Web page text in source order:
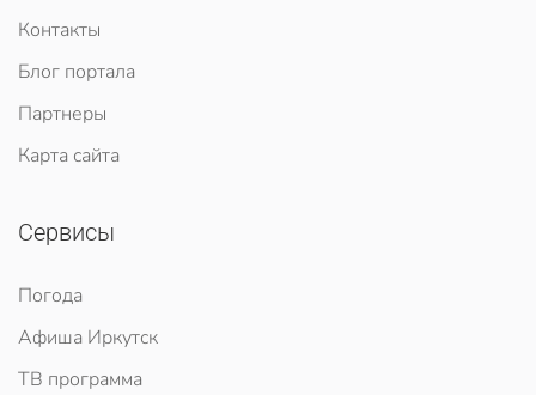
Контакты
Блог портала
Партнеры
Карта сайта
Сервисы
Погода
Афиша Иркутск
ТВ программа